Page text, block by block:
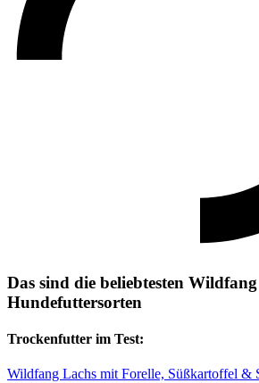
Das sind die beliebtesten Wildfang
Hundefuttersorten
Trockenfutter im Test:
Wildfang Lachs mit Forelle, Süßkartoffel &